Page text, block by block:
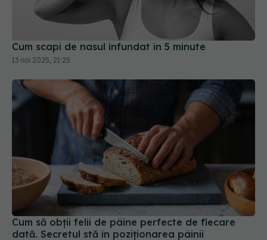
Cum scapi de nasul înfundat în 5 minute
13 noi 2025, 21:25
Cum să obții felii de pâine perfecte de fiecare
dată. Secretul stă în poziționarea pâinii